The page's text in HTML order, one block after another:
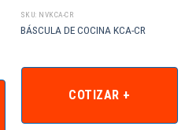
SKU: NVKCA-CR
BÁSCULA DE COCINA KCA-CR
COTIZAR +